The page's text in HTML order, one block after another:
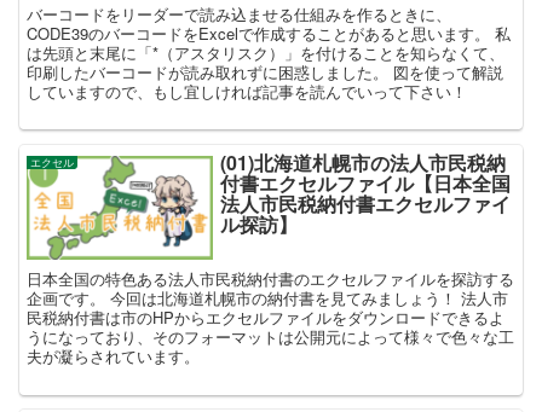
バーコードをリーダーで読み込ませる仕組みを作るときに、
CODE39のバーコードをExcelで作成することがあると思います。 私
は先頭と末尾に「*（アスタリスク）」を付けることを知らなくて、
印刷したバーコードが読み取れずに困惑しました。 図を使って解説
していますので、もし宜しければ記事を読んでいって下さい！
エクセル (01)北海道札幌市の法人市民税納
付書エクセルファイル【日本全国
法人市民税納付書エクセルファイ
ル探訪】
日本全国の特色ある法人市民税納付書のエクセルファイルを探訪する
企画です。 今回は北海道札幌市の納付書を見てみましょう！ 法人市
民税納付書は市のHPからエクセルファイルをダウンロードできるよ
うになっており、そのフォーマットは公開元によって様々で色々な工
夫が凝らされています。